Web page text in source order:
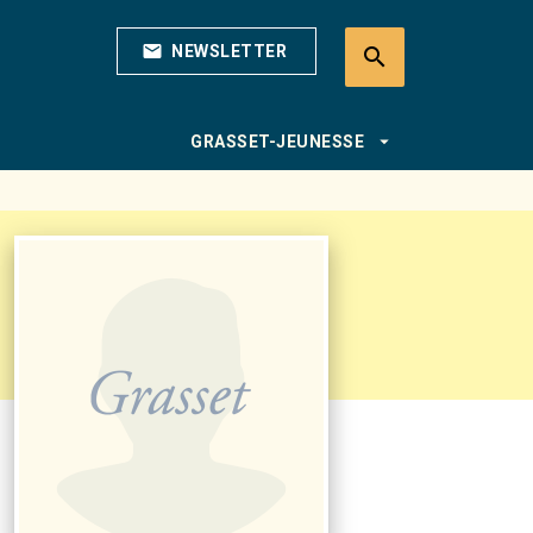
mail NEWSLETTER search
GRASSET-JEUNESSE arrow_drop_down